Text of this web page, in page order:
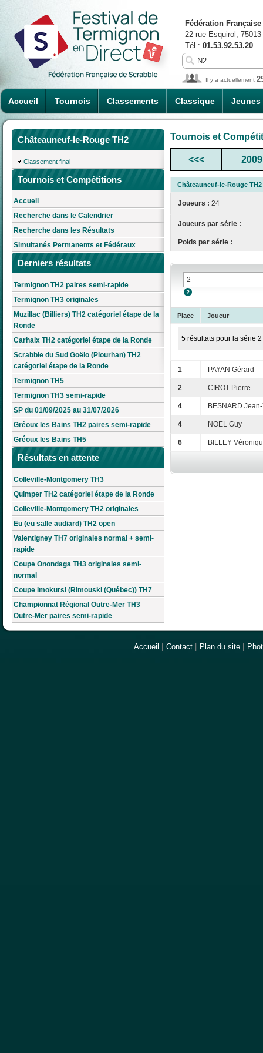
Accueil Tournois Classements Classique Jeunes
Fédération
22 rue Esquirol,
Tél : 01.53.92.53.20
Il y a actuellement
Châteauneuf-le-Rouge TH2
Classement final
Tournois et Compétitions
Accueil
Recherche dans le Calendrier
Recherche dans les Résultats
Simultanés Permanents et Fédéraux
Derniers résultats
Termignon TH2 paires semi-rapide
Termignon TH3 originales
Muzillac (Billiers) TH2 catégoriel étape de la
Ronde
Carhaix TH2 catégoriel étape de la Ronde
Scrabble du Sud Goëlo (Plourhan) TH2
catégoriel étape de la Ronde
Termignon TH5
Termignon TH3 semi-rapide
SP du 01/09/2025 au 31/07/2026
Gréoux les Bains TH2 paires semi-rapide
Gréoux les Bains TH5
Résultats en attente
Colleville-Montgomery TH3
Quimper TH2 catégoriel étape de la Ronde
Colleville-Montgomery TH2 originales
Eu (eu salle audiard) TH2 open
Valentigney TH7 originales normal + semi-
rapide
Coupe Onondaga TH3 originales semi-
normal
Coupe Imokursi (Rimouski (Québec)) TH7
Championnat Régional Outre-Mer TH3
Outre-Mer paires semi-rapide
Tournois et
<<< 2009
Châteauneuf-le-Rouge TH2
Joueurs : 24
Joueurs par série :
Poids par série :
Place Joueur
5 résultats pour la série 2
1 PAYAN Gérard
2 CIROT Pierre
4 BESNARD
4 NOEL Guy
6 BILLEY
Accueil Contact Plan du site